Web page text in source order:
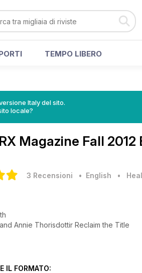
TEMPO LIBERO
Italy del sito.
locale?
Magazine Fall
3 Recensioni • English •
Annie Thorisdottir Reclaim the Title
IL FORMATO: